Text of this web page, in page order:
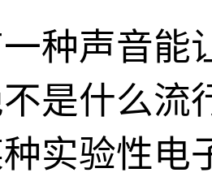
种声音能
是什么流
实验性电